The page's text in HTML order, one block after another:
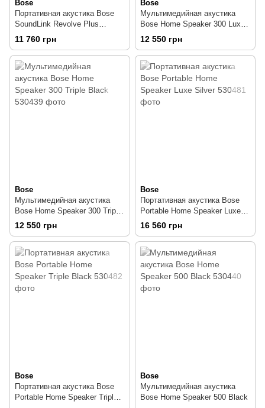
Bose
Портативная акустика Bose
SoundLink Revolve Plus
Bluetooth speaker Grey
11 760 грн
Bose
Мультимедийная акустика
Bose Home Speaker 300 Luxe
Silver
12 550 грн
Bose
Мультимедийная акустика
Bose Home Speaker 300 Triple
Black
12 550 грн
Bose
Портативная акустика Bose
Portable Home Speaker Luxe
Silver
16 560 грн
Bose
Портативная акустика Bose
Portable Home Speaker Triple
Bose
Мультимедийная акустика
Bose Home Speaker 500 Black